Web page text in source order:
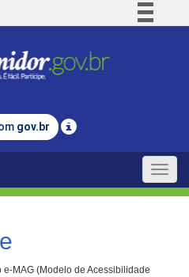
Comunica BR
Legislação
gov.br
Toggle
MAG (Modelo de Acessibilidade